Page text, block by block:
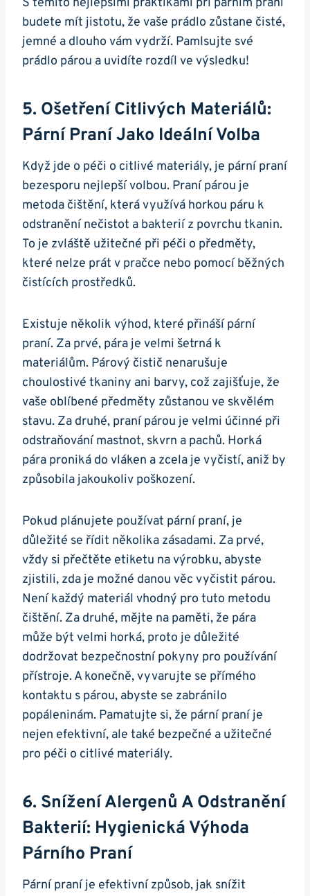
S těmito nejlepšími praktikami při párním praní
budete mít jistotu, že vaše prádlo zůstane čisté,
jemné a dlouho vám ⁤vydrží. ⁢Pamlsujte své
prádlo​ párou a uvidíte‌ rozdíl ve výsledku!
5. Ošetření Citlivých Materiálů:‌
Pární ⁤praní Jako Ideální Volba
Když jde o péči o citlivé materiály, je pární​ praní
bezesporu nejlepší volbou. Praní párou⁣ je
metoda čištění, která využívá horkou ​páru k
odstranění ⁤nečistot⁢ a bakterií z povrchu ‌tkanin.
To ⁤je​ zvláště užitečné při péči o předměty,
které nelze prát v pračce nebo ‌pomocí běžných
čistících prostředků.
Existuje několik výhod, ⁤které přináší pární
praní. Za prvé, pára je velmi šetrná k
materiálům. Párový čistič nenarušuje
choulostivé tkaniny ⁢ani barvy, což ⁢zajišťuje, že
vaše oblíbené předměty zůstanou ve skvělém
stavu. Za druhé, praní ⁢párou je velmi účinné při
odstraňování mastnot, skvrn ‍a⁣ pachů. Horká
pára proniká do vláken‍ a zcela⁣ je vyčistí, aniž⁣ by
způsobila jakoukoliv poškození.
Pokud plánujete používat pární praní, je
důležité se řídit několika zásadami. Za prvé,
vždy⁤ si přečtěte etiketu na výrobku, abyste
zjistili, zda ⁤je možné danou věc vyčistit párou.
Není každý materiál vhodný pro tuto metodu
čištění. Za ‌druhé, mějte⁢ na paměti, ‌že pára
může být velmi horká, proto ​je důležité
⁤dodržovat bezpečnostní pokyny pro používání
přístroje. A konečně, vyvarujte se přímého
kontaktu s párou,​ abyste se zabránilo
popáleninám.⁢ Pamatujte si, ​že pární praní je
nejen efektivní, ale také bezpečné a užitečné
pro péči o citlivé materiály.
6. Snížení Alergenů A Odstranění
Bakterií: Hygienická Výhoda
Párního Praní
Pární praní⁤ je efektivní⁤ způsob, jak snížit